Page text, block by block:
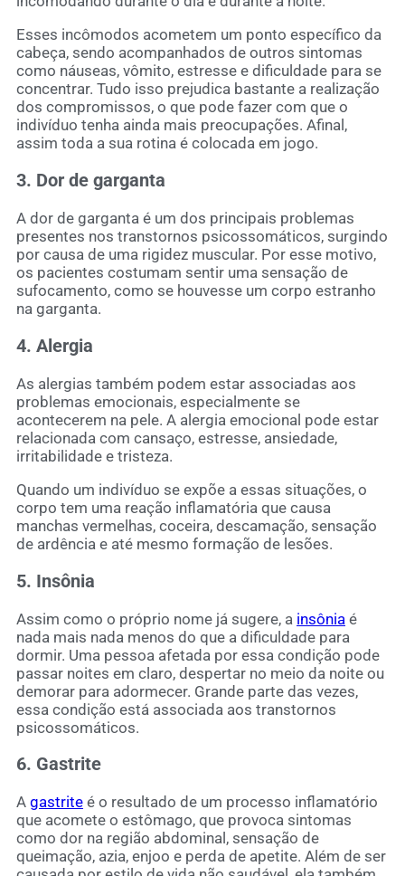
Esses incômodos acometem um ponto específico da
cabeça, sendo acompanhados de outros sintomas
como náuseas, vômito, estresse e dificuldade para se
concentrar. Tudo isso prejudica bastante a realização
dos compromissos, o que pode fazer com que o
indivíduo tenha ainda mais preocupações. Afinal,
assim toda a sua rotina é colocada em jogo.
3. Dor de garganta
A dor de garganta é um dos principais problemas
presentes nos transtornos psicossomáticos, surgindo
por causa de uma rigidez muscular. Por esse motivo,
os pacientes costumam sentir uma sensação de
sufocamento, como se houvesse um corpo estranho
na garganta.
4. Alergia
As alergias também podem estar associadas aos
problemas emocionais, especialmente se
acontecerem na pele. A alergia emocional pode estar
relacionada com cansaço, estresse, ansiedade,
irritabilidade e tristeza.
Quando um indivíduo se expõe a essas situações, o
corpo tem uma reação inflamatória que causa
manchas vermelhas, coceira, descamação, sensação
de ardência e até mesmo formação de lesões.
5. Insônia
Assim como o próprio nome já sugere, a insônia é
nada mais nada menos do que a dificuldade para
dormir. Uma pessoa afetada por essa condição pode
passar noites em claro, despertar no meio da noite ou
demorar para adormecer. Grande parte das vezes,
essa condição está associada aos transtornos
psicossomáticos.
6. Gastrite
A gastrite é o resultado de um processo inflamatório
que acomete o estômago, que provoca sintomas
como dor na região abdominal, sensação de
queimação, azia, enjoo e perda de apetite. Além de ser